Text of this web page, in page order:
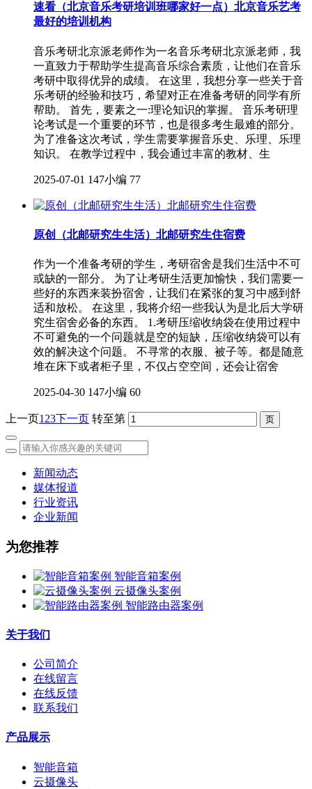
速看（北京音乐考研培训班哪家好一点）北京音乐艺考
最好的培训机构
音乐考研北京派老师作为一名音乐考研北京派老师，我
一直致力于帮助学生提高音乐综合素质，让他们在音乐
考研中取得优异的成绩。 在这里，我想分享一些关于音
乐考研的经验和技巧，希望对正在准备考研的同学有所
帮助。 首先，要素之一:理论知识的掌握。 音乐考研理
论考试是一个重要的环节，也是很多考生最难的部分。
为了准备这次考试，学生需要掌握音乐史、乐理、乐理
知识。 在教学过程中，我会通过丰富的教材、生
2025-07-01 147小编 77
原创（北邮研究生生活）北邮研究生住宿费
作为一个准备考研的学生，考研宿舍是我们生活中不可
或缺的一部分。 为了让考研生活更加愉快，我们需要一
些好的东西来装扮宿舍，让我们在紧张的复习中感到舒
适和放松。 在这里，我将介绍一些我认为是北后大学研
究生宿舍必备的东西。 1.考研压缩收纳袋在使用过程中
不可避免的一个问题就是空的短缺，压缩收纳袋可以有
效的解决这个问题。 不寻常的衣服、被子等。都是随意
堆在床下或者柜子里，不仅占空空间，还会让宿舍
2025-04-30 147小编 60
上一页1 23下一页 转至第
新闻动态
媒体报道
行业资讯
企业新闻
为您推荐
智能音箱案例
云摄像头案例
智能路由器案例
关于我们
公司简介
在线留言
在线反馈
联系我们
产品展示
智能音箱
云摄像头